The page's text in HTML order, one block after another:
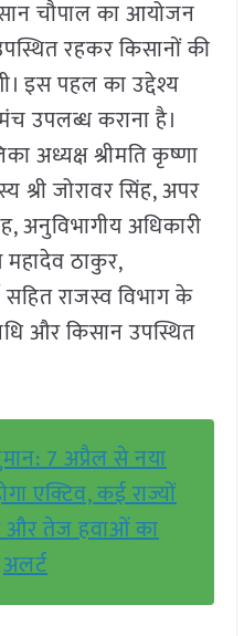
चौपाल का आयोजन
रहकर किसानों की
इस पहल का उद्देश्य
उपलब्ध कराना है।
अध्यक्ष श्रीमति कृष्णा
श्री जोरावर सिंह, अपर
अनुविभागीय अधिकारी
ठाकुर,
सहित राजस्व विभाग के
और किसान उपस्थित
7 अप्रैल से नया
एक्टिव, कई राज्यों
और तेज हवाओं का
अलर्ट